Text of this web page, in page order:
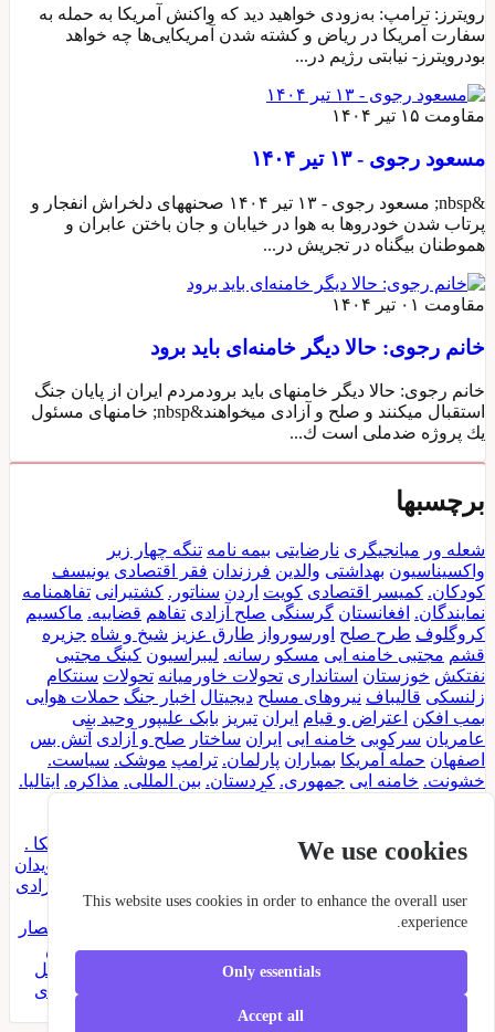
رویترز: ترامپ: به‌زودی خواهید دید که واکنش آمریکا به حمله به
سفارت آمریکا در ریاض و کشته شدن آمریکایی‌ها چه خواهد
بودرویترز- نیابتی رژیم در...
مقاومت ۱۵ تیر ۱۴۰۴
مسعود رجوی - ۱۳ تیر ۱۴۰۴
&nbsp; مسعود رجوی - ۱۳ تیر ۱۴۰۴ صحنههای دلخراش انفجار و
پرتاب شدن خودروها به هوا در خیابان و جان باختن عابران و
هموطنان بیگناه در تجریش در...
مقاومت ۰۱ تیر ۱۴۰۴
خانم رجوی: حالا ديگر خامنه‌ای بايد برود
خانم رجوی: حالا ديگر خامنهای بايد برودمردم ايران از پايان جنگ
استقبال میكنند و صلح و آزادی میخواهند&nbsp; خامنهای مسئول
يك پروژه ضدملی است ك...
برچسبها
شعله ور میانجیگری نارضایتی بیمه نامه تنگه چهار زبر
واکسیناسیون بهداشتی والدین فرزندان فقر اقتصادی یونیسف
کودکان. کمیسر اقتصادی کویت اردن سناتور. کشتیرانی تفاهمنامه
نمایندگان. افغانستان گرسنگی صلح آزادی تفاهم قضاییه. ماکسیم
کروگلوف طرح صلح اورسورواز طارق عزیز شیخ و شاه جزیره
قشم مجتبی خامنه ایی مسکو رسانه. لیبراسیون کینگ مجتبی
نفتکش خوزستان استانداری تحولات خاورمیانه تحولات سنتکام
زلنسکی قالیباف نیروهای مسلح دیجیتال اخبار جنگ حملات هوایی
بمب افکن
اعتراض و قیام ایران تبریز بابک علیپور وحید بنی
عامریان سرکوبی خامنه ایی ایران ساختار صلح و آزادی آتش بس
اصفهان حمله آمریکا بمباران پارلمان. ترامپ موشک. سیاست.
خشونت. خامنه ایی جمهوری. کردستان. بین المللی. مذاکره. ایتالیا.
خاورمیانه. پاریس. کرج ولایت فقیه
آمریکا .
دمکراتیک. خامنه ایی. استراتژیک.
فروغ جاویدان
ارتش آزادی
بخش حمله ایراناستعمار جنایت علیه بشریت سپاه پاسداران
نیویورک پست
قزلحصار
عراق پاسداران اقتصادی پهباد شورای عالی امنیت خلیج فارس
کنگره آمریکااسراییل حمله موشکی
قتل
عام 67
شورای
مسعود رجوی
We use cookies
This website uses cookies in order to enhance the overall user
experience.
Only essentials
Accept all